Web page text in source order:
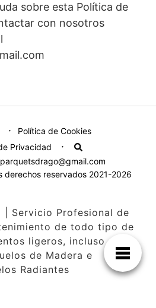
sobre esta Política de
con nosotros
Política de Cookies
Privacidad
parquetsdrago@gmail.com
reservados 2021-2026
| Servicio Profesional de
de todo tipo de
ligeros, incluso
de Madera e
Radiantes